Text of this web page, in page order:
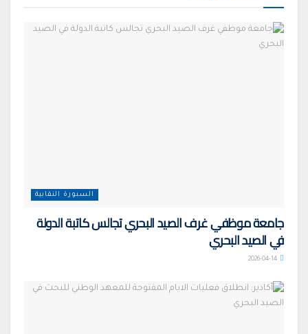
السبورة النقابية
جامعة موظفي غرف الصيد البحري تجالس كاتبة الدولة
في الصيد البحري